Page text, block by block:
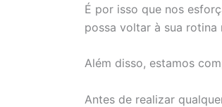
É por isso que nos
possa voltar à sua
Além disso, estamos
Antes de realizar